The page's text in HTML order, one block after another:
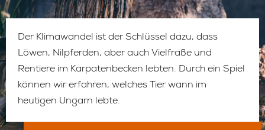
Der Klimawandel ist der Schlüssel dazu, dass
Löwen, Nilpferden, aber auch Vielfraße und
Rentiere im Karpatenbecken lebten. Durch ein Spiel
können wir erfahren, welches Tier wann im
heutigen Ungarn lebte.